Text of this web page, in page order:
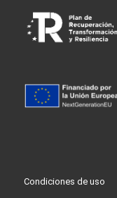
Condiciones de uso